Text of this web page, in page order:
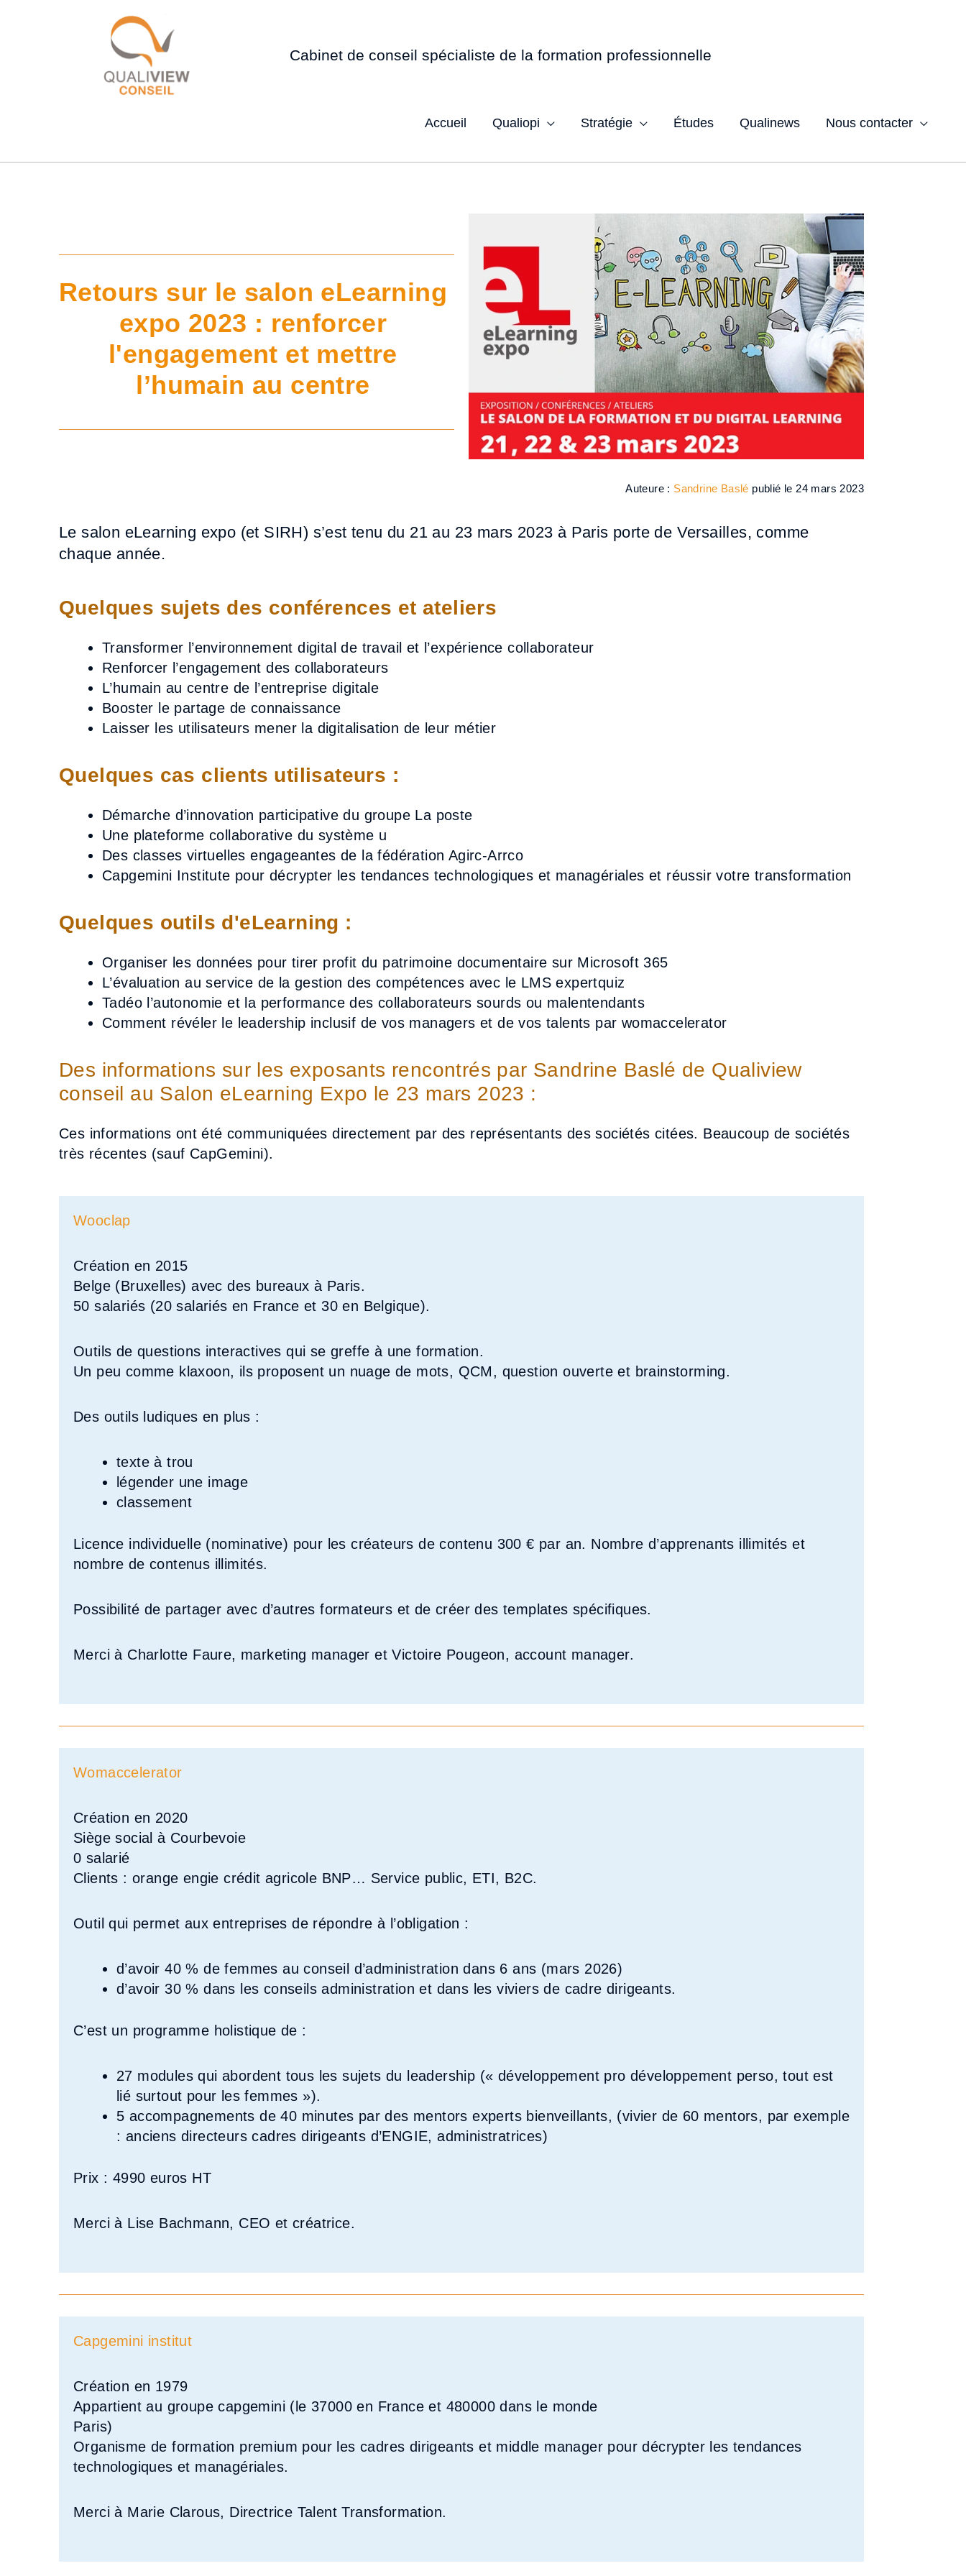
Cabinet de conseil spécialiste de la formation professionnelle
Accueil Qualiopi Stratégie Études Qualinews Nous contacter
Retours sur le salon eLearning
expo 2023 : renforcer
l'engagement et mettre
l’humain au centre
Auteure : Sandrine Baslé publié le 24 mars 2023
Le salon eLearning expo (et SIRH) s’est tenu du 21 au 23 mars 2023 à Paris porte de Versailles, comme
chaque année.
Quelques sujets des conférences et ateliers
Transformer l’environnement digital de travail et l’expérience collaborateur
Renforcer l’engagement des collaborateurs
L’humain au centre de l’entreprise digitale
Booster le partage de connaissance
Laisser les utilisateurs mener la digitalisation de leur métier
Quelques cas clients utilisateurs :
Démarche d’innovation participative du groupe La poste
Une plateforme collaborative du système u
Des classes virtuelles engageantes de la fédération Agirc-Arrco
Capgemini Institute pour décrypter les tendances technologiques et managériales et réussir votre transformation
Quelques outils d'eLearning :
Organiser les données pour tirer profit du patrimoine documentaire sur Microsoft 365
L’évaluation au service de la gestion des compétences avec le LMS expertquiz
Tadéo l’autonomie et la performance des collaborateurs sourds ou malentendants
Comment révéler le leadership inclusif de vos managers et de vos talents par womaccelerator
Des informations sur les exposants rencontrés par Sandrine Baslé de Qualiview
conseil au Salon eLearning Expo le 23 mars 2023 :
Ces informations ont été communiquées directement par des représentants des sociétés citées. Beaucoup de sociétés
très récentes (sauf CapGemini).
Wooclap
Création en 2015
Belge (Bruxelles) avec des bureaux à Paris.
50 salariés (20 salariés en France et 30 en Belgique).
Outils de questions interactives qui se greffe à une formation.
Un peu comme klaxoon, ils proposent un nuage de mots, QCM, question ouverte et brainstorming.
Des outils ludiques en plus :
texte à trou
légender une image
classement
Licence individuelle (nominative) pour les créateurs de contenu 300 € par an. Nombre d’apprenants illimités et
nombre de contenus illimités.
Possibilité de partager avec d’autres formateurs et de créer des templates spécifiques.
Merci à Charlotte Faure, marketing manager et Victoire Pougeon, account manager.
Womaccelerator
Création en 2020
Siège social à Courbevoie
0 salarié
Clients : orange engie crédit agricole BNP… Service public, ETI, B2C.
Outil qui permet aux entreprises de répondre à l’obligation :
d’avoir 40 % de femmes au conseil d’administration dans 6 ans (mars 2026)
d’avoir 30 % dans les conseils administration et dans les viviers de cadre dirigeants.
C’est un programme holistique de :
27 modules qui abordent tous les sujets du leadership (« développement pro développement perso, tout est
lié surtout pour les femmes »).
5 accompagnements de 40 minutes par des mentors experts bienveillants, (vivier de 60 mentors, par exemple
: anciens directeurs cadres dirigeants d’ENGIE, administratrices)
Prix : 4990 euros HT
Merci à Lise Bachmann, CEO et créatrice.
Capgemini institut
Création en 1979
Appartient au groupe capgemini (le 37000 en France et 480000 dans le monde
Paris)
Organisme de formation premium pour les cadres dirigeants et middle manager pour décrypter les tendances
technologiques et managériales.
Merci à Marie Clarous, Directrice Talent Transformation.